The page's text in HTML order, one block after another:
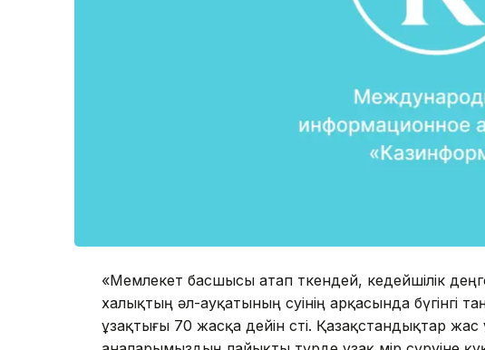
«Мемлекет басшысы атап өткендей, кедейшілік
халықтың әл-ауқатының өсуінің арқасында бүгінгі
ұзақтығы 70 жасқа дейін өсті. Қазақстандықтар жас